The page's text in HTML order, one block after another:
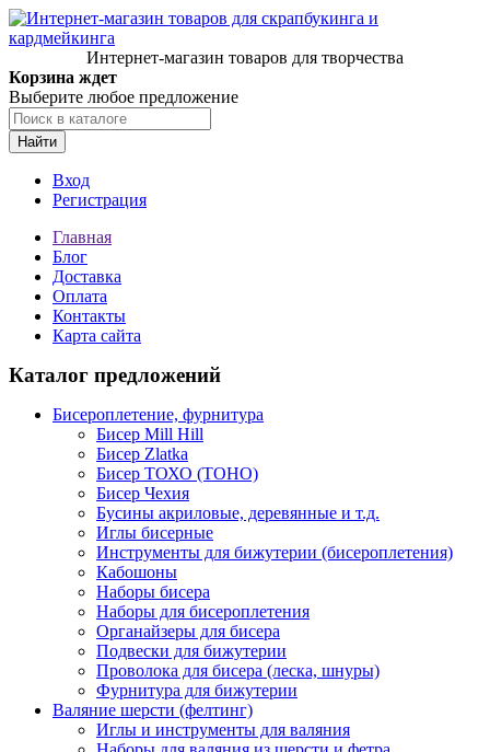
Интернет-магазин товаров для творчества
Корзина ждет
Выберите любое предложение
Найти
Вход
Регистрация
Главная
Блог
Доставка
Оплата
Контакты
Карта сайта
Каталог предложений
Бисероплетение, фурнитура
Бисер Mill Hill
Бисер Zlatka
Бисер ТОХО (TOHO)
Бисер Чехия
Бусины акриловые, деревянные и т.д.
Иглы бисерные
Инструменты для бижутерии (бисероплетения)
Кабошоны
Наборы бисера
Наборы для бисероплетения
Органайзеры для бисера
Подвески для бижутерии
Проволока для бисера (леска, шнуры)
Фурнитура для бижутерии
Валяние шерсти (фелтинг)
Иглы и инструменты для валяния